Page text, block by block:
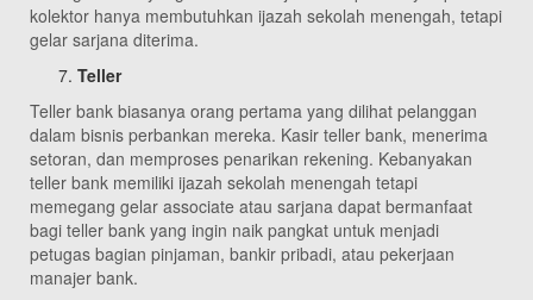
kolektor hanya membutuhkan ijazah sekolah menengah, tetapi
gelar sarjana diterima.
Teller
Teller bank biasanya orang pertama yang dilihat pelanggan
dalam bisnis perbankan mereka. Kasir teller bank, menerima
setoran, dan memproses penarikan rekening. Kebanyakan
teller bank memiliki ijazah sekolah menengah tetapi
memegang gelar associate atau sarjana dapat bermanfaat
bagi teller bank yang ingin naik pangkat untuk menjadi
petugas bagian pinjaman, bankir pribadi, atau pekerjaan
manajer bank.